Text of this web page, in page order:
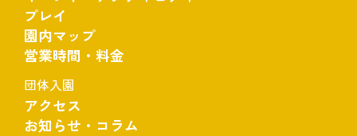
プレイ
園内マップ
営業時間・料金
団体入園
アクセス
お知らせ・コラム